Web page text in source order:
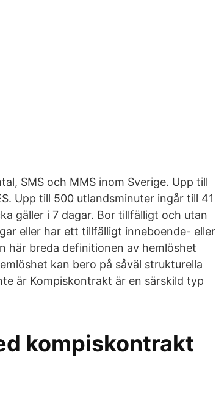
SMS och MMS inom Sverige. Upp till
Upp till 500 utlandsminuter ingår till 41
gäller i 7 dagar. Bor tillfälligt och utan
eller har ett tillfälligt inneboende- eller
här breda definitionen av hemlöshet
kan bero på såväl strukturella
är Kompiskontrakt är en särskild typ
kompiskontrakt